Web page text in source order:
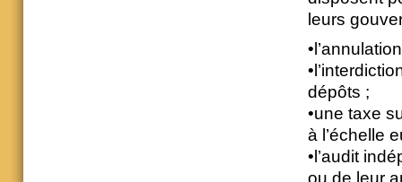
leurs
dépôts ;
•une taxe
à l’échelle
•l’audit